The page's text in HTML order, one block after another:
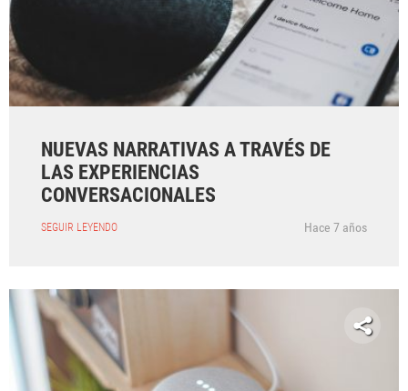
NUEVAS NARRATIVAS A TRAVÉS DE
LAS EXPERIENCIAS
CONVERSACIONALES
SEGUIR LEYENDO Hace 7 años